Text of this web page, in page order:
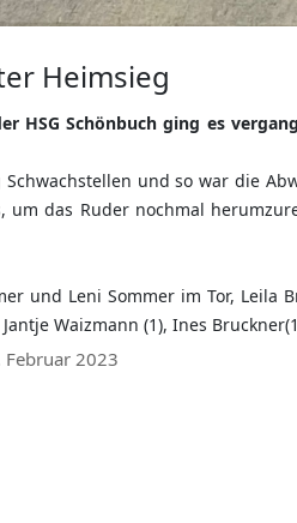
Heimsieg
HSG Schönbuch ging es
Schwachstellen und so war die
um das Ruder nochmal
und Leni Sommer im Tor,
Waizmann (1), Ines
Februar 2023
Sieg gegen die SG Aidlingen/